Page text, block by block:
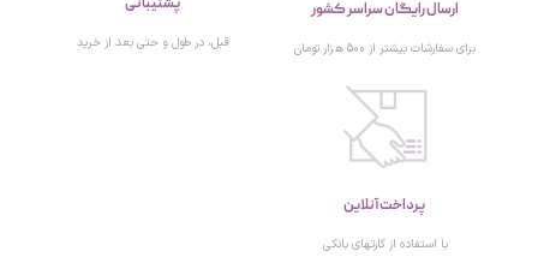
ارسال رایگان سراسر کشور
برای سفارشات بیشتر از 500 هزار تومان قبل، در طول و حتی بعد از خرید
پرداخت آنلاین
با استفاده از کارتهای بانکی